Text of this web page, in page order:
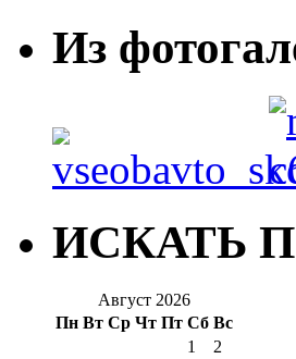
Из
ИСКАТЬ
Август 2026
Пн Вт Ср Чт Пт Сб Вс
1
2